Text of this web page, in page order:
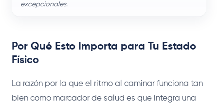
excepcionales.
Por Qué Esto Importa para Tu Estado
Físico
La razón por la que el ritmo al caminar funciona tan
bien como marcador de salud es que integra una